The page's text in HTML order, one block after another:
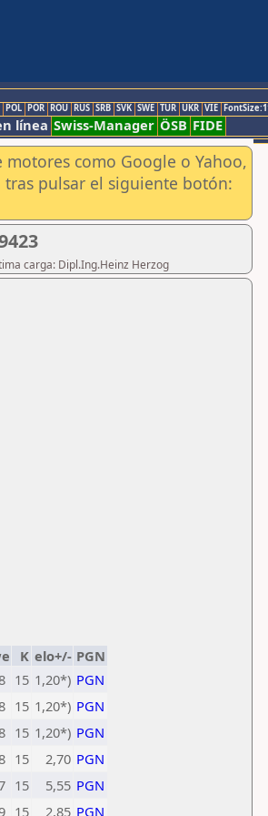
POL POR ROU RUS SRB SVK SWE TUR UKR VIE
línea Swiss-Manager ÖSB FIDE
como Google o Yahoo,
tras pulsar el siguiente botón:
carga: Dipl.Ing.Heinz Herzog
K elo+/- PGN
15 1,20*) PGN
15 1,20*) PGN
15 1,20*) PGN
15 2,70 PGN
15 5,55 PGN
15 2,85 PGN